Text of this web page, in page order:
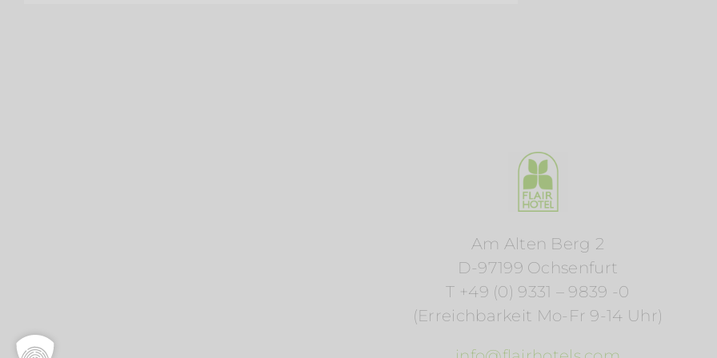
Am Alten Berg 2
D-97199 Ochsenfurt
T +49 (0) 9331 – 9839 -0
(Erreichbarkeit Mo-Fr 9-14 Uhr)